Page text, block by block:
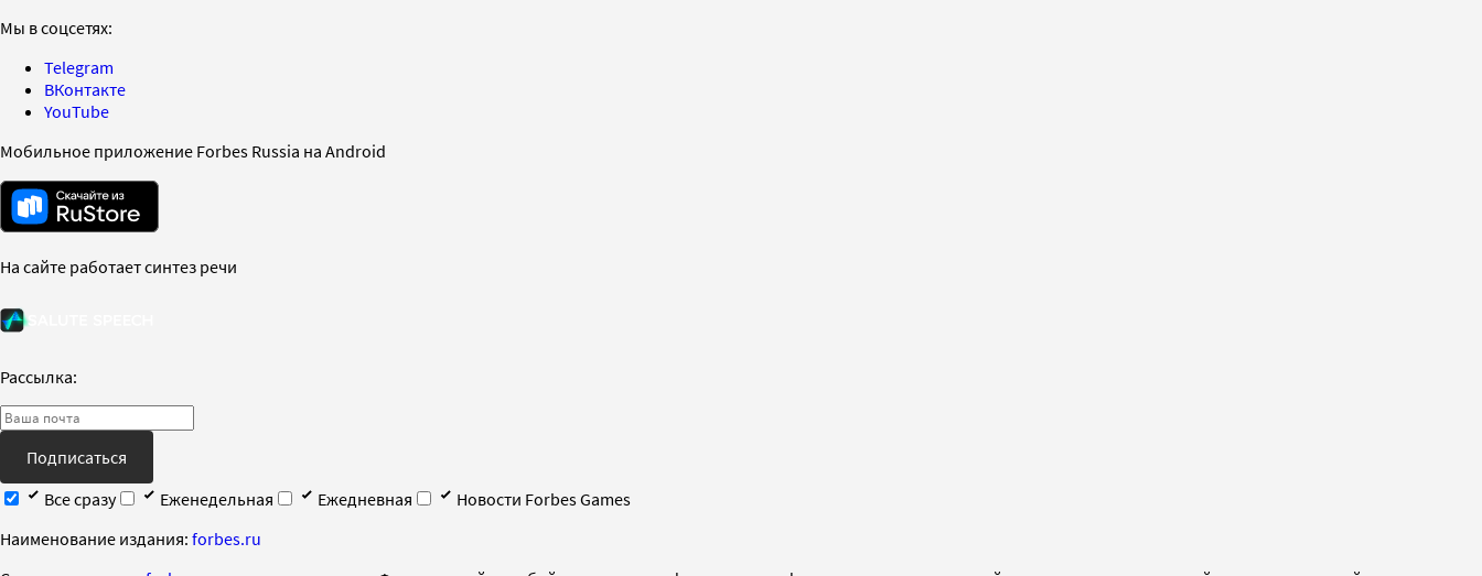
Мы в соцсетях:
Telegram
ВКонтакте
YouTube
Мобильное приложение Forbes Russia на Android
На сайте работает синтез речи
Рассылка:
Подписаться
Все сразу
Еженедельная Ежедневная
Новости Forbes Games
Наименование издания: forbes.ru